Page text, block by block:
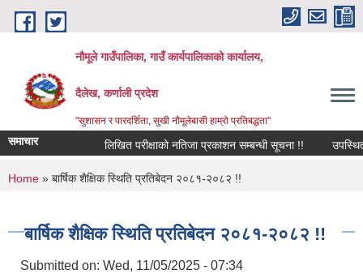
Skip to main content
नौमूले गाउँपालिका, गाउँ कार्यपालिकाको कार्यालय,
दैलेख, कर्णाली प्रदेश
"सुशासन र पारदर्शिता, सुखी नौमूलेबासी हाम्रो प्रतिबद्धता"
समाचार लिखित परीक्षाको नतिजा प्रकाशन सम्बन्धी सूचना !! उपस्थित भई
You are here
Home » बार्षिक शैक्षिक स्थिति प्रतिबेदन २०८१-२०८२ !!
बार्षिक शैक्षिक स्थिति प्रतिबेदन २०८१-२०८२ !!
Submitted on: Wed, 11/05/2025 - 07:34